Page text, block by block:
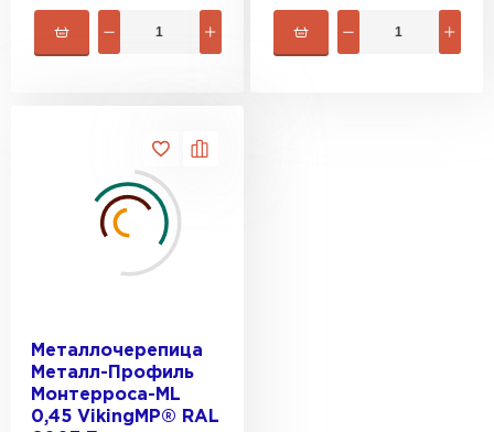
Металлочерепица
Металл-Профиль
Монтерроса-ML
0,45 VikingMP® RAL